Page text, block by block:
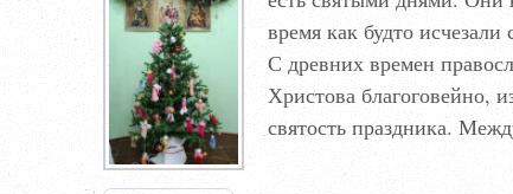
время как будто
С древних времен
Христова благоговейно,
святость праздника.